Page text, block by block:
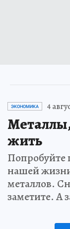
ЭКОНОМИКА 4
жить
Попробуйте
нашей
металлов.
заметите. А